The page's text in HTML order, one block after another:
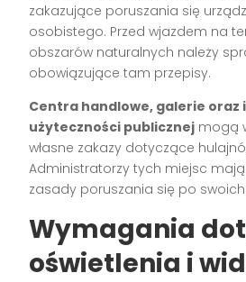
zakazujące poruszania się
osobistego. Przed wjazdem na
obszarów naturalnych należy
obowiązujące tam przepisy.
Centra handlowe, galerie oraz
użyteczności publicznej mogą
własne zakazy dotyczące
Administratorzy tych miejsc
zasady poruszania się po
Wymagania
oświetlenia i